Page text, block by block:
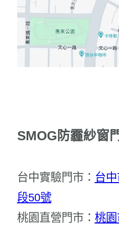
SMOG防霾紗窗
台中實驗門市： 台
段50號
桃園直營門市： 桃